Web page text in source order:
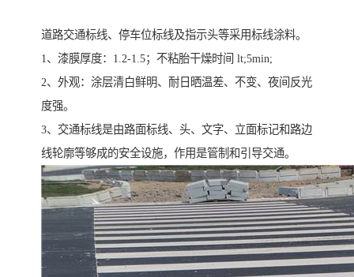
道路交通标线、停车位标线及指示头等采用标线涂料。
1、漆膜厚度：1.2-1.5；不粘胎干燥时间 lt;5min;
2、外观：涂层清白鲜明、耐日晒温差、不变、夜间反光
度强。
3、交通标线是由路面标线、头、文字、立面标记和路边
线轮廓等够成的安全设施，作用是管制和引导交通。